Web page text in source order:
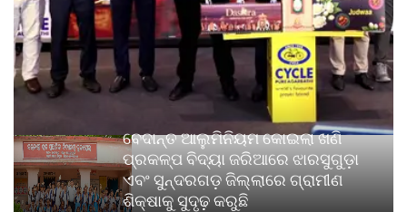
ବେଦାନ୍ତ ଆଲୁମିନିୟମ କୋଇଲା ଖଣି
ପ୍ରକଳ୍ପ ବିଦ୍ୟା ଜରିଆରେ ଝାରସୁଗୁଡ଼ା
ଏବଂ ସୁନ୍ଦରଗଡ଼ ଜିଲ୍ଲାରେ ଗ୍ରାମୀଣ
ଶିକ୍ଷାକୁ ସୁଦୃଢ଼ କରୁଛି